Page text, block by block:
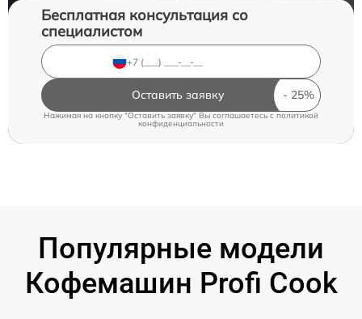
Бесплатная консультация со
специалистом
Оставить заявку
Нажимая на кнопку "Оставить заявку" Вы соглашаетесь c политикой
конфиденциальности
Популярные модели
Кофемашин Profi Cook